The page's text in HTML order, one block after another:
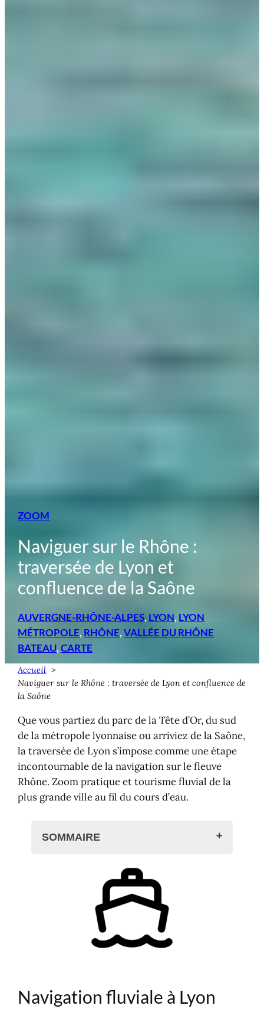
ZOOM
Naviguer sur le Rhône :
traversée de Lyon et
confluence de la Saône
AUVERGNE-RHÔNE-ALPES, LYON, LYON
MÉTROPOLE, RHÔNE, VALLÉE DU RHÔNE
BATEAU, CARTE
Accueil
Naviguer sur le Rhône : traversée de Lyon et confluence de
la Saône
Que vous partiez du parc de la Tête d’Or, du sud
de la métropole lyonnaise ou arriviez de la Saône,
la traversée de Lyon s’impose comme une étape
incontournable de la navigation sur le fleuve
Rhône. Zoom pratique et tourisme fluvial de la
plus grande ville au fil du cours d’eau.
SOMMAIRE
Navigation fluviale à Lyon
Aménagements fluviaux des berges
La Saône en amont de Lyon
Rhône et Saône à Lyon
Batellerie et cartographie
Naviguer sur la Saône à Lyon
Naviguer sur le Rhône, les étapes
Navigation sur le fleuve Rhône
Navigation fluviale à Lyon